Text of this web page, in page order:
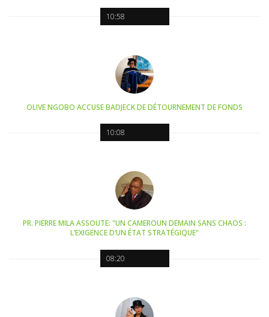
10:58
10:08
OLIVE NGOBO ACCUSE BADJECK DE DÉTOURNEMENT DE FONDS
08:20
PR. PIERRE MILA ASSOUTE: "UN CAMEROUN DEMAIN SANS CHAOS :
L’EXIGENCE D’UN ÉTAT STRATÉGIQUE"